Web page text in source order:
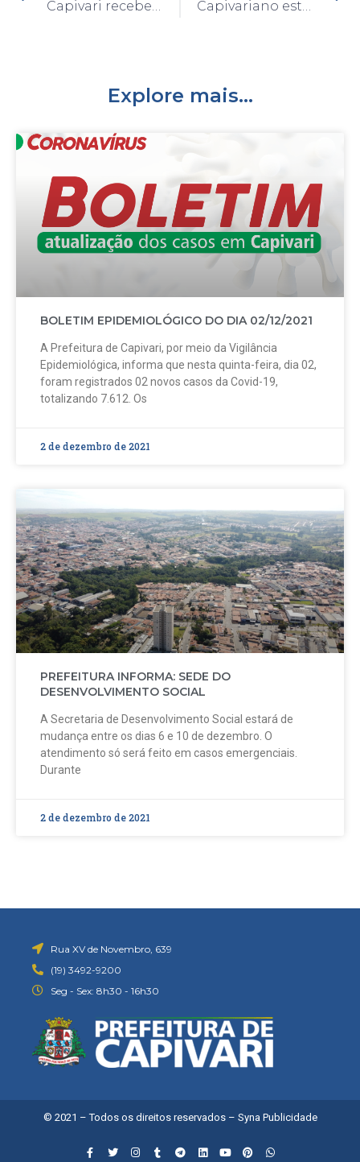
Explore mais...
BOLETIM EPIDEMIOLÓGICO DO DIA 02/12/2021
A Prefeitura de Capivari, por meio da Vigilância
Epidemiológica, informa que nesta quinta-feira, dia 02,
foram registrados 02 novos casos da Covid-19,
totalizando 7.612. Os
2 de dezembro de 2021
PREFEITURA INFORMA: SEDE DO
DESENVOLVIMENTO SOCIAL
A Secretaria de Desenvolvimento Social estará de
mudança entre os dias 6 e 10 de dezembro. O
atendimento só será feito em casos emergenciais.
Durante
2 de dezembro de 2021
Rua XV de Novembro, 639
(19) 3492-9200
Seg - Sex: 8h30 - 16h30
© 2021 – Todos os direitos reservados – Syna Publicidade